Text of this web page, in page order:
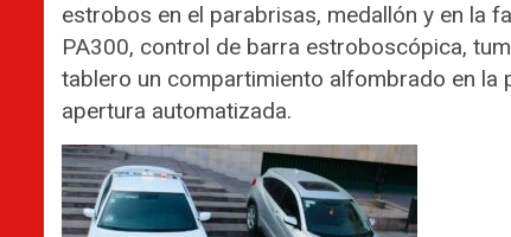
estrobos en el parabrisas, medallón y en la
PA300, control de barra estroboscópica,
tablero un compartimiento alfombrado en
apertura automatizada.